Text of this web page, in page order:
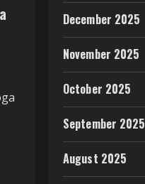
December 2025
November 2025
October 2025
September 2025
August 2025